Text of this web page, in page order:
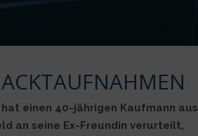
einen 40-jährigen Kaufmann aus
an seine Ex-Freundin verurteilt,